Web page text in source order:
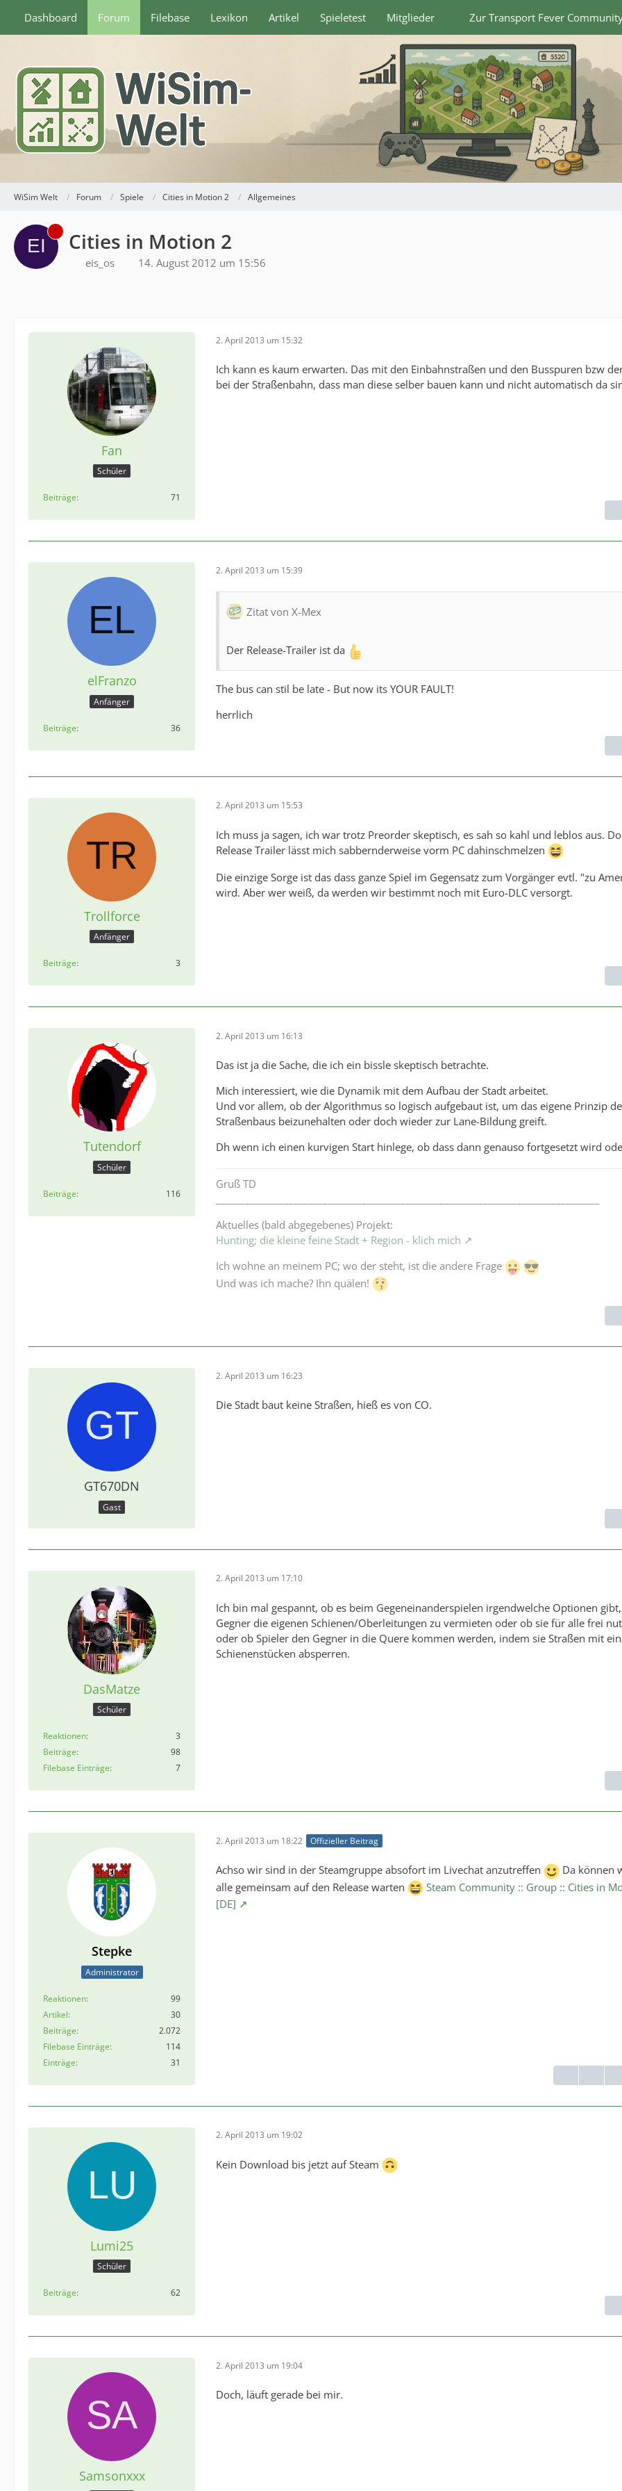
Dashboard Forum Filebase Lexikon Artikel Spieletest Mitglieder Zur Transport Fever
WiSim Welt Forum Spiele Cities in Motion 2 Allgemeines
Cities in Motion 2
eis_os 14. August 2012 um 15:56
Fan
Schüler
Beiträge 71
2. April 2013 um 15:32
Ich kann es kaum erwarten. Das mit den Einbahnstraßen und den Busspuren bzw
bei der Straßenbahn, dass man diese selber bauen kann und nicht automatisch da
elFranzo
Anfänger
Beiträge 36
2. April 2013 um 15:39
Zitat von X-Mex
Der Release-Trailer ist da
The bus can stil be late - But now its YOUR FAULT!
herrlich
Trollforce
Anfänger
Beiträge 3
2. April 2013 um 15:53
Ich muss ja sagen, ich war trotz Preorder skeptisch, es sah so kahl und leblos aus.
Release Trailer lässt mich sabbernderweise vorm PC dahinschmelzen
Die einzige Sorge ist das dass ganze Spiel im Gegensatz zum Vorgänger evtl. "zu
wird. Aber wer weiß, da werden wir bestimmt noch mit Euro-DLC versorgt.
Tutendorf
Schüler
Beiträge 116
2. April 2013 um 16:13
Das ist ja die Sache, die ich ein bissle skeptisch betrachte.
Mich interessiert, wie die Dynamik mit dem Aufbau der Stadt arbeitet.
Und vor allem, ob der Algorithmus so logisch aufgebaut ist, um das eigene Prinzip
Straßenbaus beizunehalten oder doch wieder zur Lane-Bildung greift.
Dh wenn ich einen kurvigen Start hinlege, ob dass dann genauso fortgesetzt wird
Gruß TD
Aktuelles (bald abgegebenes) Projekt:
Hunting; die kleine feine Stadt + Region - klich mich
Ich wohne an meinem PC; wo der steht, ist die andere Frage
Und was ich mache? Ihn quälen!
GT670DN
Gast
2. April 2013 um 16:23
Die Stadt baut keine Straßen, hieß es von CO.
DasMatze
Schüler
Reaktionen
3
Beiträge
98
Filebase Einträge
7
2. April 2013 um 17:10
Ich bin mal gespannt, ob es beim Gegeneinanderspielen irgendwelche Optionen
Gegner die eigenen Schienen/Oberleitungen zu vermieten oder ob sie für alle frei
oder ob Spieler den Gegner in die Quere kommen werden, indem sie Straßen mit
Schienenstücken absperren.
Stepke
Administrator
Reaktionen
99
Artikel
30
Beiträge
2.072
Filebase Einträge
114
Einträge
31
2. April 2013 um 18:22 Offizieller Beitrag
Achso wir sind in der Steamgruppe absofort im Livechat anzutreffen
Da können
alle gemeinsam auf den Release warten
Steam Community :: Group :: Cities in
[DE]
Lumi25
Schüler
Beiträge 62
2. April 2013 um 19:02
Kein Download bis jetzt auf Steam
Samsonxxx
2. April 2013 um 19:04
Doch, läuft gerade bei mir.